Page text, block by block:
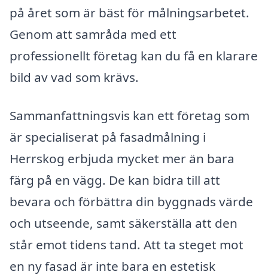
på året som är bäst för målningsarbetet.
Genom att samråda med ett
professionellt företag kan du få en klarare
bild av vad som krävs.
Sammanfattningsvis kan ett företag som
är specialiserat på fasadmålning i
Herrskog erbjuda mycket mer än bara
färg på en vägg. De kan bidra till att
bevara och förbättra din byggnads värde
och utseende, samt säkerställa att den
står emot tidens tand. Att ta steget mot
en ny fasad är inte bara en estetisk